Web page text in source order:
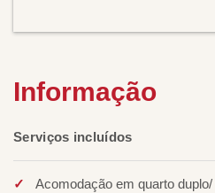
Informação
Serviços incluídos
Acomodação em quarto